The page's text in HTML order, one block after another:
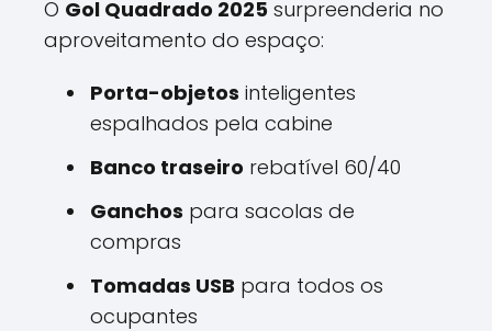
O Gol Quadrado 2025 surpreenderia no
aproveitamento do espaço:
Porta-objetos inteligentes
espalhados pela cabine
Banco traseiro rebatível 60/40
Ganchos para sacolas de
compras
Tomadas USB para todos os
ocupantes